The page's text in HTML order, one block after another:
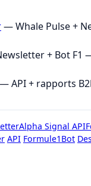
— Whale Pulse +
+ Bot F1
— API + rapports
Alpha Signal API
API Formule1Bot